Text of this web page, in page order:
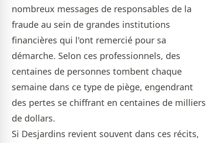
nombreux messages de responsables de la
fraude au sein de grandes institutions
financières qui l'ont remercié pour sa
démarche. Selon ces professionnels, des
centaines de personnes tombent chaque
semaine dans ce type de piège, engendrant
des pertes se chiffrant en centaines de milliers
de dollars.
Si Desjardins revient souvent dans ces récits,